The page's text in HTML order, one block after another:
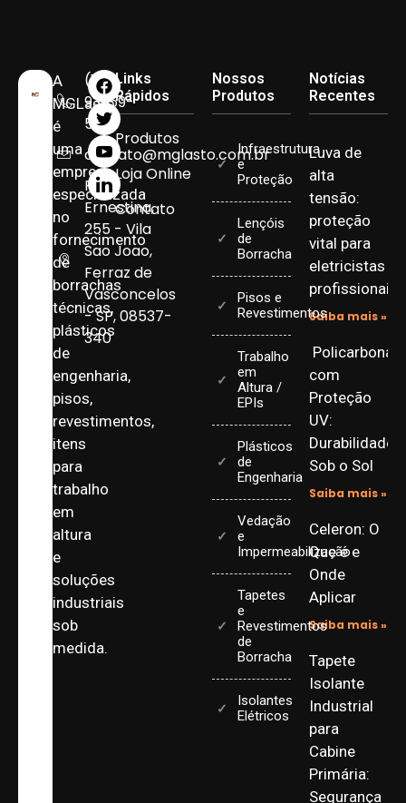
A
MGLasto
é
uma
empresa
especializada
no
fornecimento
de
borrachas
técnicas,
plásticos
de
engenharia,
pisos,
revestimentos,
itens
para
trabalho
em
altura
e
soluções
industriais
sob
medida.
(11)
93959-
5090
contato@mglasto.com.br
Rua
Ernestina,
255 - Vila
Sao Joao,
Ferraz de
Vasconcelos
- SP, 08537-
340
Links
Rápidos
Produtos
Loja Online
Contato
Nossos
Produtos
Infraestrutura
e
Proteção
Lençóis
de
Borracha
Pisos e
Revestimentos
Trabalho
em
Altura /
EPIs
Plásticos
de
Engenharia
Vedação
e
Impermeabilização
Tapetes
e
Revestimentos
de
Borracha
Isolantes
Elétricos
Notícias
Recentes
Luva de
alta
tensão:
proteção
vital para
eletricistas
profissionais
Saiba mais »
com
Proteção
UV:
Durabilidade
Sob o Sol
Saiba mais »
Celeron: O
Que é e
Onde
Aplicar
Saiba mais »
Tapete
Isolante
Industrial
para
Cabine
Primária:
Segurança